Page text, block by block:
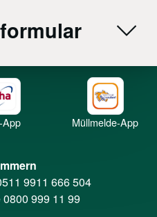
App
Müllmelde-App
9911 666 504
0800 999 11 99